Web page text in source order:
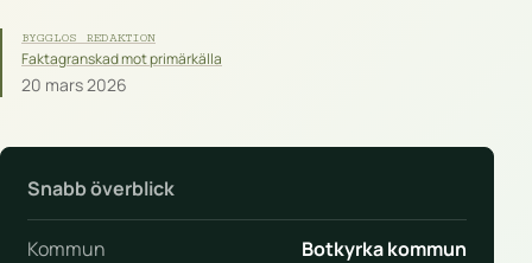
BYGGLOS REDAKTION
Faktagranskad mot primärkälla
20 mars 2026
Snabb överblick
Kommun Botkyrka kommun